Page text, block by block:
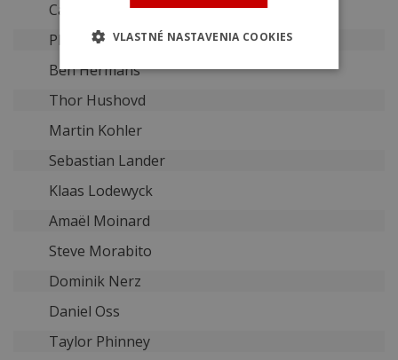
Cadel Evans
Philippe Gilbert
Ben Hermans
Thor Hushovd
Martin Kohler
Sebastian Lander
Klaas Lodewyck
Amaël Moinard
Steve Morabito
Dominik Nerz
Daniel Oss
Taylor Phinney
VLASTNÉ NASTAVENIA COOKIES